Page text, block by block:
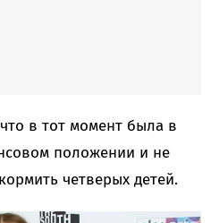
в тот момент была в
положении и не
четверых детей.